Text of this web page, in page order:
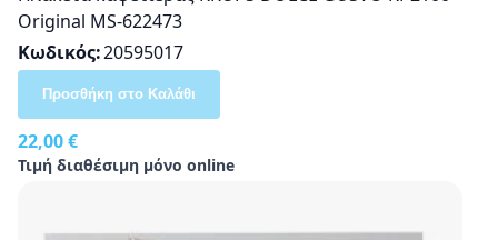
Original MS-622473
Κωδικός 20595017
22,00 €
Τιμή διαθέσιμη μόνο online
Προσθήκη στο Καλάθι